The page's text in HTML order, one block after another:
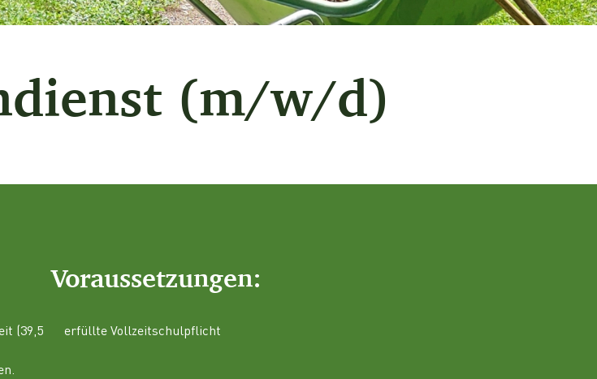
(m/w/d)
(39,5
Voraussetzungen:
erfüllte Vollzeitschulpflicht